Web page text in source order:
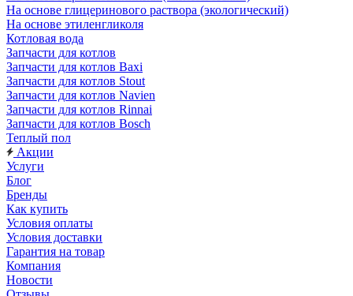
На основе глицеринового раствора (экологический)
На основе этиленгликоля
Котловая вода
Запчасти для котлов
Запчасти для котлов Baxi
Запчасти для котлов Stout
Запчасти для котлов Navien
Запчасти для котлов Rinnai
Запчасти для котлов Bosch
Теплый пол
Акции
Услуги
Блог
Бренды
Как купить
Условия оплаты
Условия доставки
Гарантия на товар
Компания
Новости